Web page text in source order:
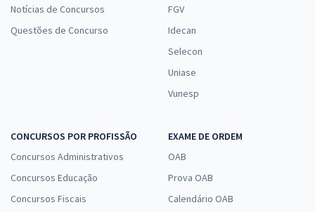
Notícias de Concursos
Questões de Concurso
FGV
Idecan
Selecon
Uniase
Vunesp
CONCURSOS POR PROFISSÃO
Concursos Administrativos
Concursos Educação
Concursos Fiscais
EXAME DE ORDEM
OAB
Prova OAB
Calendário OAB